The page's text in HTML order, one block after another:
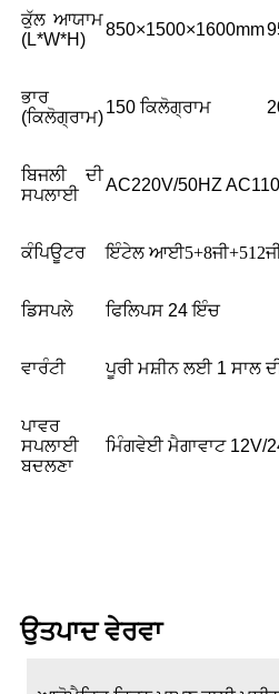
ਕੁੱਲ ਆਯਾਮ
(L*W*H)
850×1500×1600mm
ਭਾਰ
(ਕਿਲੋਗ੍ਰਾਮ)
150 ਕਿਲੋਗ੍ਰਾਮ
ਬਿਜਲੀ ਦੀ
ਸਪਲਾਈ
AC220V/50HZ
ਕੰਪਿਊਟਰ ਇੰਟੇਲ
ਡਿਸਪਲੇ ਫਿਲਿਪਸ 24 ਇੰਚ
ਵਾਰੰਟੀ ਪੂਰੀ ਮਸ਼ੀਨ ਲਈ 1 ਸਾਲ
ਪਾਵਰ
ਸਪਲਾਈ
ਬਦਲਣਾ
ਮਿੰਗਵੇਈ ਮੈਗਾਵਾਟ 12V/
ਉਤਪਾਦ ਵੇਰਵਾ